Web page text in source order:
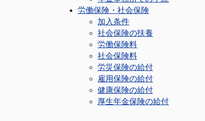
労働保険・社会保険
加入条件
社会保険の扶養
労働保険料
社会保険料
労災保険の給付
雇用保険の給付
健康保険の給付
厚生年金保険の給付